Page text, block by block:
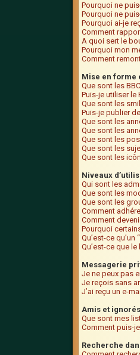
Pourquoi ne
Pourquoi ne
Pourquoi ai-je
Comment
A quoi sert le
Pourquoi mon
Comment
Mise en forme
Que sont les
Puis-je utiliser le
Que sont les
Puis-je publier
Que sont les
Que sont les
Que sont les
Que sont les
Que sont les
Niveaux
Qui sont les
Que sont les
Que sont les
Comment
Comment
Pourquoi
Qu’est-ce qu’un
Qu’est-ce que le
Messagerie
Je ne peux pas
Je reçois sans
J’ai reçu un e-
Amis et ignorés
Que sont mes
Comment puis-
Recherche